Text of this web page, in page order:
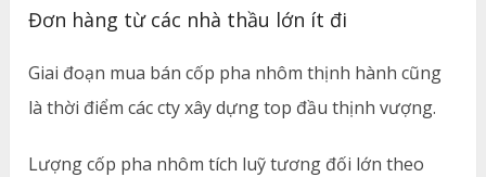
Đơn hàng từ các nhà thầu lớn ít đi
Giai đoạn mua bán cốp pha nhôm thịnh hành cũng
là thời điểm các cty xây dựng top đầu thịnh vượng.
Lượng cốp pha nhôm tích luỹ tương đối lớn theo